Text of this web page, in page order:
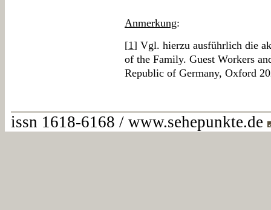
Anmerkung:
[1] Vgl. hierzu ausführlich die
of the Family. Guest Workers
Republic of Germany, Oxford
issn 1618-6168 / www.sehepunkte.de